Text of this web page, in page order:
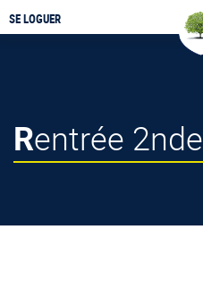
SE LOGUER
Rentrée 2nde